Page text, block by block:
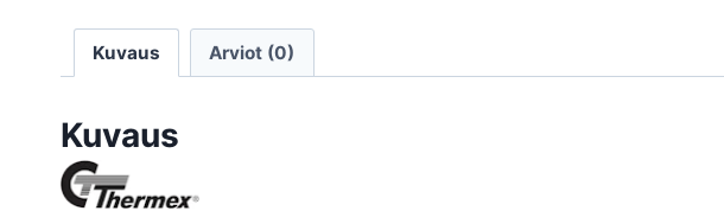
Kuvaus Arviot (0)
Kuvaus